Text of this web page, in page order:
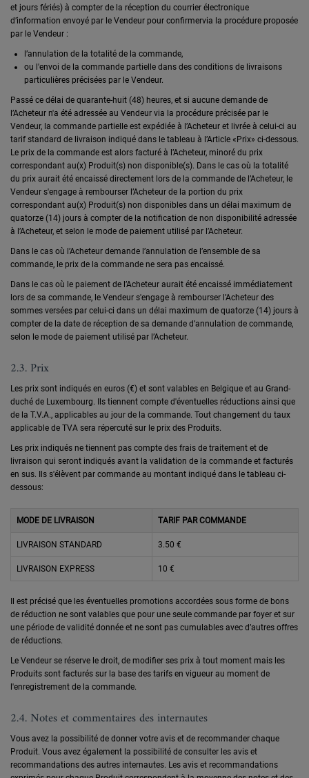
et jours fériés) à compter de la réception du courrier électronique
d’information envoyé par le Vendeur pour confirmervia la procédure proposée
par le Vendeur :
l’annulation de la totalité de la commande,
ou l'envoi de la commande partielle dans des conditions de livraisons
particulières précisées par le Vendeur.
Passé ce délai de quarante-huit (48) heures, et si aucune demande de
l’Acheteur n'a été adressée au Vendeur via la procédure précisée par le
Vendeur, la commande partielle est expédiée à l’Acheteur et livrée à celui-ci au
tarif standard de livraison indiqué dans le tableau à l’Article «Prix» ci-dessous.
Le prix de la commande est alors facturé à l’Acheteur, minoré du prix
correspondant au(x) Produit(s) non disponible(s). Dans le cas où la totalité
du prix aurait été encaissé directement lors de la commande de l’Acheteur, le
Vendeur s'engage à rembourser l’Acheteur de la portion du prix
correspondant au(x) Produit(s) non disponibles dans un délai maximum de
quatorze (14) jours à compter de la notification de non disponibilité adressée
à l’Acheteur, et selon le mode de paiement utilisé par l’Acheteur.
Dans le cas où l’Acheteur demande l’annulation de l’ensemble de sa
commande, le prix de la commande ne sera pas encaissé.
Dans le cas où le paiement de l’Acheteur aurait été encaissé immédiatement
lors de sa commande, le Vendeur s'engage à rembourser l’Acheteur des
sommes versées par celui-ci dans un délai maximum de quatorze (14) jours à
compter de la date de réception de sa demande d’annulation de commande,
selon le mode de paiement utilisé par l’Acheteur.
2.3. Prix
Les prix sont indiqués en euros (€) et sont valables en Belgique et au Grand-
duché de Luxembourg. Ils tiennent compte d'éventuelles réductions ainsi que
de la T.V.A., applicables au jour de la commande. Tout changement du taux
applicable de TVA sera répercuté sur le prix des Produits.
Les prix indiqués ne tiennent pas compte des frais de traitement et de
livraison qui seront indiqués avant la validation de la commande et facturés
en sus. Ils s'élèvent par commande au montant indiqué dans le tableau ci-
dessous:
MODE DE LIVRAISON TARIF PAR COMMANDE
LIVRAISON STANDARD 3.50 €
LIVRAISON EXPRESS 10 €
Il est précisé que les éventuelles promotions accordées sous forme de bons
de réduction ne sont valables que pour une seule commande par foyer et sur
une période de validité donnée et ne sont pas cumulables avec d’autres offres
de réductions.
Le Vendeur se réserve le droit, de modifier ses prix à tout moment mais les
Produits sont facturés sur la base des tarifs en vigueur au moment de
l'enregistrement de la commande.
2.4. Notes et commentaires des internautes
Vous avez la possibilité de donner votre avis et de recommander chaque
Produit. Vous avez également la possibilité de consulter les avis et
recommandations des autres internautes. Les avis et recommandations